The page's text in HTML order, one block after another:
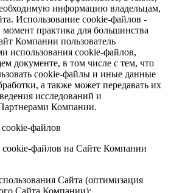
информацию владельцам,
Использование cookie-файлов -
практика для большинства
Компании пользователь
использования cookie-файлов,
документе, в том числе с тем, что
cookie-файлы и иные данные
а также может передавать их
исследований и
Компании.
файлов
файлов на Сайте Компании
Сайта (оптимизация
Сайта Компании);